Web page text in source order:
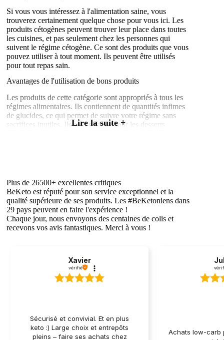
Si vous vous intéressez à l'alimentation saine, vous
trouverez certainement quelque chose pour vous ici. Les
produits cétogènes peuvent trouver leur place dans toutes
les cuisines, et pas seulement chez les personnes qui
suivent le régime cétogène. Ce sont des produits que vous
pouvez utiliser à tout moment. Ils peuvent être utilisés
pour tout repas sain.
Avantages de l'utilisation de bons produits
Les produits de cette catégorie sont appropriés à tous les
régimes alimentaires. Ils contiennent de quantités infimes
de glucides, ce qui permet de suivre votre régime sans
sacrifices inutiles. Ils sont parfaits pour les desserts
Lire la suite +
Plus de 26500+ excellentes critiques
BeKeto est réputé pour son service exceptionnel et la
qualité supérieure de ses produits. Les #BeKetoniens dans
29 pays peuvent en faire l'expérience !
Chaque jour, nous envoyons des centaines de colis et
recevons vos avis fantastiques. Merci à vous !
Xavier
vérifié
Sécurisé et convivial. Et en plus
keto :) Large choix et entrepôts
pleins – faire ses achats chez
Achats low-carb